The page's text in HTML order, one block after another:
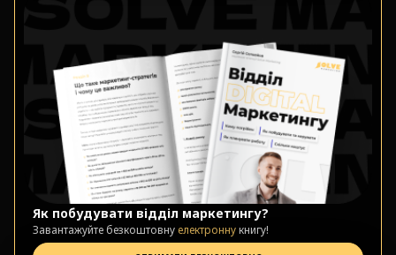
Як побудувати відділ маркетингу?
Завантажуйте безкоштовну електроннукнигу!